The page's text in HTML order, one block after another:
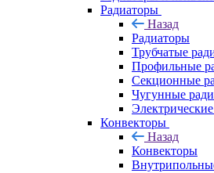
Радиаторы
Назад
Радиаторы
Трубчатые
Профильные
Секционные
Чугунные
Конвекторы
Назад
Конвекторы